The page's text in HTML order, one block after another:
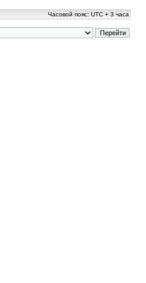
Часовой пояс: UTC + 3 часа